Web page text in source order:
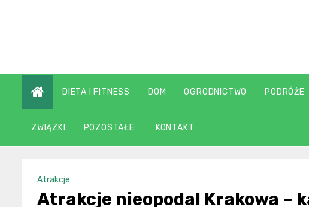
DIETA I FITNESS DOM OGRODNICTWO PODRÓŻE
ZWIĄZKI POZOSTAŁE KONTAKT
Atrakcje
Atrakcje nieopodal Krakowa –